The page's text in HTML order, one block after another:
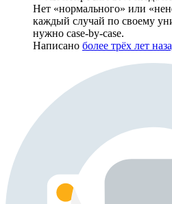
Нет «нормального» или
каждый случай по своему
нужно case-by-case.
Написано более трёх лет